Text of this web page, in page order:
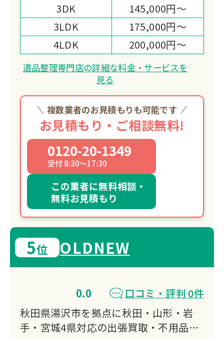
3DK
145,000円～
3LDK
175,000円～
4LDK
200,000円～
遺品整理専門店の詳細な料金・サービスを
見る
複数業者のお見積もりも可能です
お見積もり・ご相談無料!
0120-20-1349
受付 8:30～17:30
この業者に無料相談・
無料お見積もり
5位 OLDNEW
0.0
口コミ・評判 0件
秋田県湯沢市を拠点に秋田・山形・岩
手・宮城4県対応の出張買取・不用品回